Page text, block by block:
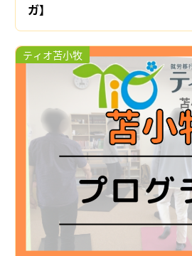
ガ】
ティオ苫小牧